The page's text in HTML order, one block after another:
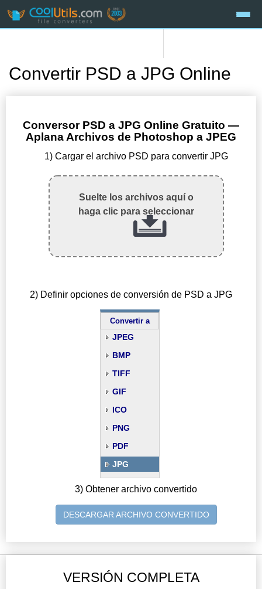
Convertir PSD a JPG Online
Conversor PSD a JPG Online Gratuito —
Aplana Archivos de Photoshop a JPEG
1) Cargar el archivo PSD para convertir JPG
Suelte los archivos aquí o
haga clic para seleccionar
2) Definir opciones de conversión de PSD a JPG
Convertir a
JPEG
BMP
TIFF
GIF
ICO
PNG
PDF
JPG
3) Obtener archivo convertido
DESCARGAR ARCHIVO CONVERTIDO
VERSIÓN COMPLETA